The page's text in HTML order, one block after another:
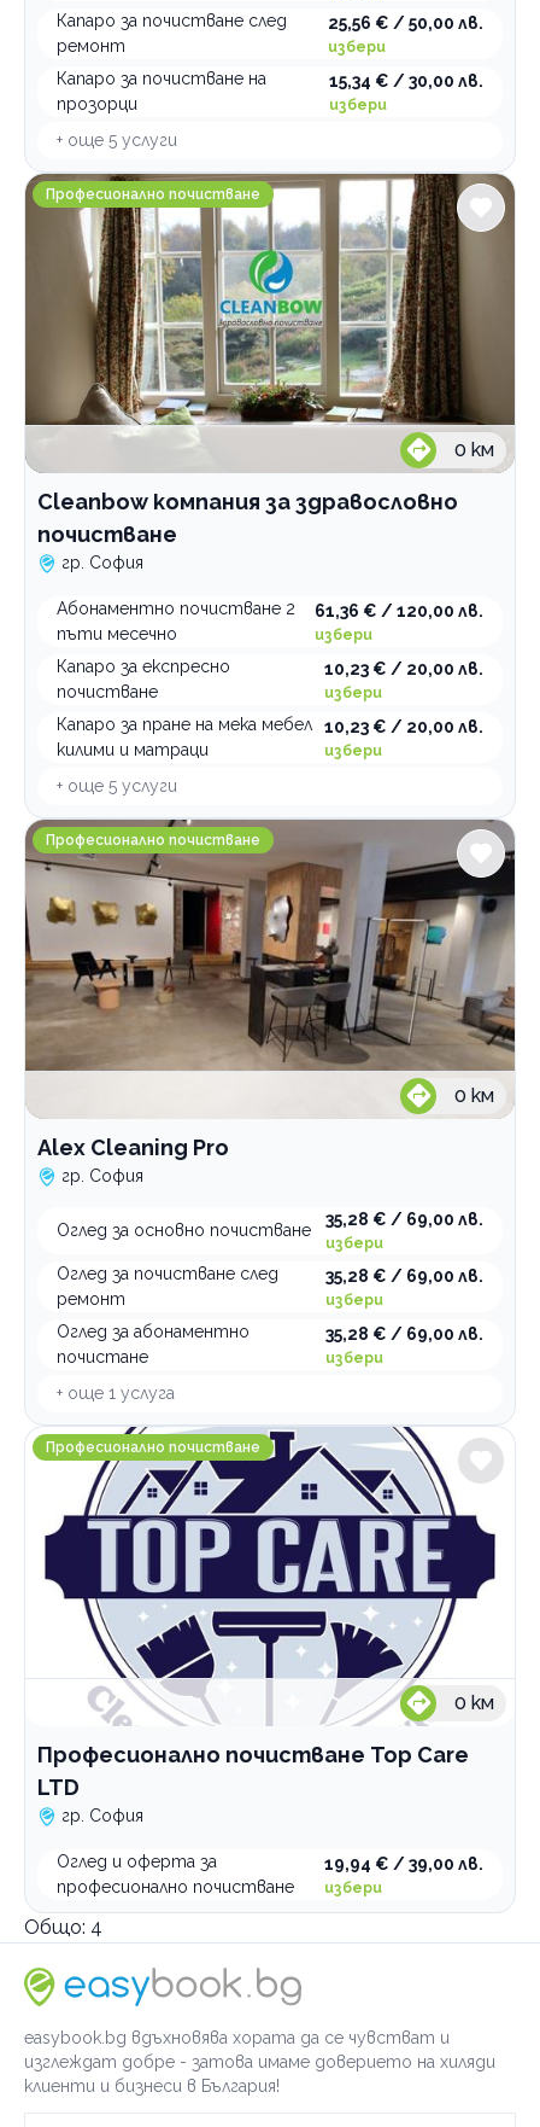
Капаро за почистване след
ремонт
25,56 € / 50,00 лв.
избери
Капаро за почистване на
прозорци
15,34 € / 30,00 лв.
избери
+ още 5 услуги
Cleanbow компания за здравословно почистване
Професионално почистване
0 км
Cleanbow компания за здравословно
почистване
гр. София
Абонаментно почистване 2
пъти месечно
61,36 € / 120,00 лв.
избери
Капаро за експресно
почистване
10,23 € / 20,00 лв.
избери
Капаро за пране на мека мебел
килими и матраци
10,23 € / 20,00 лв.
избери
+ още 5 услуги
Alex Cleaning Pro
Професионално почистване
0 км
Alex Cleaning Pro
гр. София
Оглед за основно почистване
35,28 € / 69,00 лв.
избери
Оглед за почистване след
ремонт
35,28 € / 69,00 лв.
избери
Оглед за абонаментно
почистане
35,28 € / 69,00 лв.
избери
+ още 1 услуга
Професионално почистване Top Care LTD
Професионално почистване
0 км
Професионално почистване Top Care
LTD
гр. София
Оглед и оферта за
професионално почистване
19,94 € / 39,00 лв.
избери
Общо: 4
easybook.bg вдъхновява хората да се чувстват и
изглеждат добре - затова имаме доверието на хиляди
клиенти и бизнеси в България!